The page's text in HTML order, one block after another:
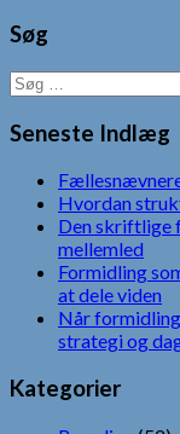
Søg
Søg
efter:
Seneste Indlæg
Hvordan
Den skriftlige
mellemled
Formidling
at dele viden
Når
strategi og
Kategorier